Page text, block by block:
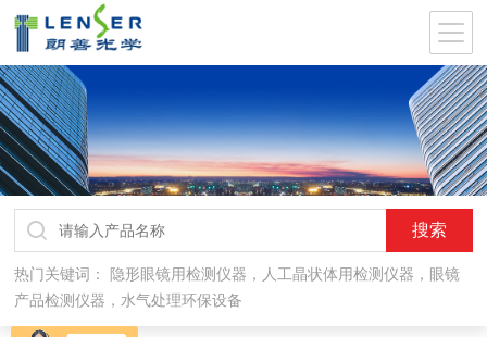
热门关键词： 隐形眼镜用检测仪器，人工晶状体用检测仪器，眼镜
产品检测仪器，水气处理环保设备